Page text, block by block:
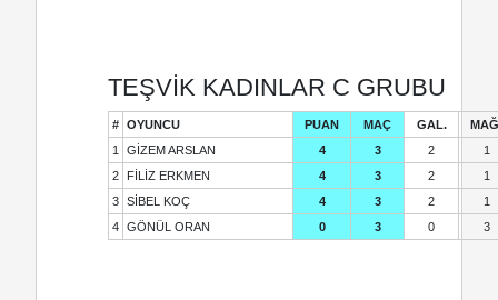
TEŞVİK KADINLAR C GRUBU
# OYUNCU PUAN MAÇ GAL.
1
GİZEM ARSLAN 4 3 2
1
2
FİLİZ ERKMEN 4 3 2
1
3 SİBEL KOÇ 4 3 2
1
4 GÖNÜL ORAN 0 3 0 3